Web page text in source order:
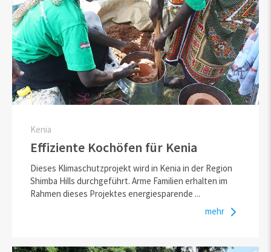
Kenia
Effiziente Kochöfen für Kenia
Dieses Klimaschutzprojekt wird in Kenia in der Region
Shimba Hills durchgeführt. Arme Familien erhalten im
Rahmen dieses Projektes energiesparende ...
mehr